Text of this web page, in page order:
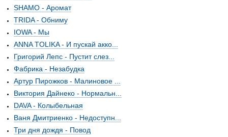
SHAMO - Аромат
TRIDA - Обниму
IOWA - Мы
ANNA TOLIKA - И пускай акко...
Григорий Лепс - Пустит слез...
Фабрика - Незабудка
Артур Пирожков - Малиновое ...
Виктория Дайнеко - Нормальн...
DAVA - Колыбельная
Ваня Дмитриенко - Недоступн...
Три дня дождя - Повод